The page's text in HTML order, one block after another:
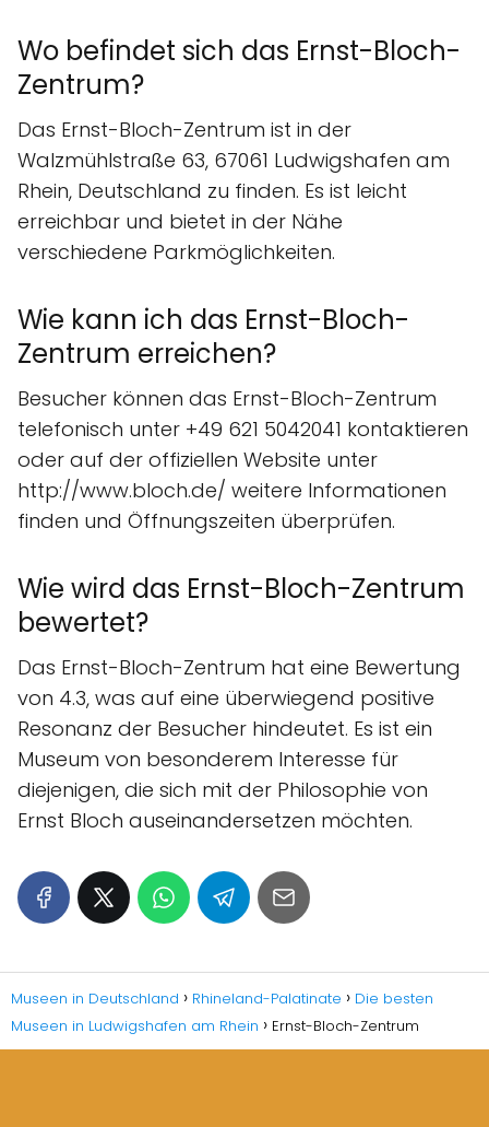
Wo befindet sich das Ernst-Bloch-
Zentrum?
Das Ernst-Bloch-Zentrum ist in der
Walzmühlstraße 63, 67061 Ludwigshafen am
Rhein, Deutschland zu finden. Es ist leicht
erreichbar und bietet in der Nähe
verschiedene Parkmöglichkeiten.
Wie kann ich das Ernst-Bloch-
Zentrum erreichen?
Besucher können das Ernst-Bloch-Zentrum
telefonisch unter +49 621 5042041 kontaktieren
oder auf der offiziellen Website unter
http://www.bloch.de/ weitere Informationen
finden und Öffnungszeiten überprüfen.
Wie wird das Ernst-Bloch-Zentrum
bewertet?
Das Ernst-Bloch-Zentrum hat eine Bewertung
von 4.3, was auf eine überwiegend positive
Resonanz der Besucher hindeutet. Es ist ein
Museum von besonderem Interesse für
diejenigen, die sich mit der Philosophie von
Ernst Bloch auseinandersetzen möchten.
Museen in Deutschland Rhineland-Palatinate
Die besten
Museen in Ludwigshafen am Rhein
Ernst-Bloch-Zentrum